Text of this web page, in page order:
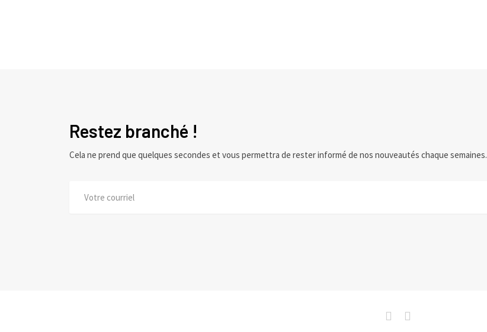
Restez branché !
Cela ne prend que quelques secondes et vous permettra de rester informé de nos nouveautés chaque semaines.